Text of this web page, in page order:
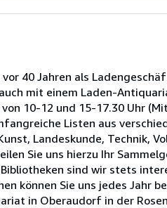
40 Jahren als
mit einem Laden-
10-12 und 15-17.30 Uhr
Listen aus
Landeskunde, Technik,
Sie uns hierzu Ihr
sind wir stets
können Sie uns jedes Jahr
in Oberaudorf in der